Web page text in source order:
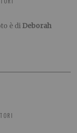
è di Deborah